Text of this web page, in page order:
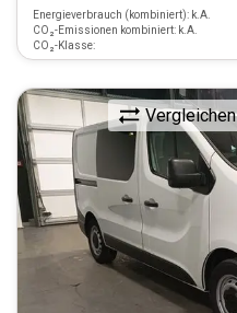
Energieverbrauch (kombiniert): k.A.
CO₂-Emissionen kombiniert: k.A.
CO₂-Klasse:
Vergleichen